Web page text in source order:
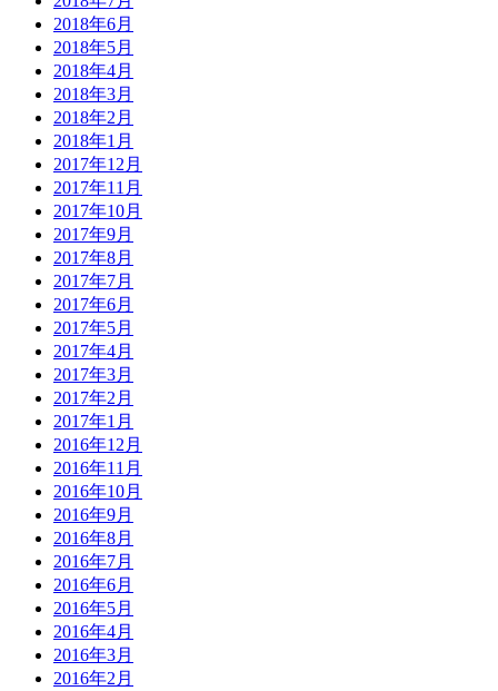
2018年6月
2018年5月
2018年4月
2018年3月
2018年2月
2018年1月
2017年12月
2017年11月
2017年10月
2017年9月
2017年8月
2017年7月
2017年6月
2017年5月
2017年4月
2017年3月
2017年2月
2017年1月
2016年12月
2016年11月
2016年10月
2016年9月
2016年8月
2016年7月
2016年6月
2016年5月
2016年4月
2016年3月
2016年2月